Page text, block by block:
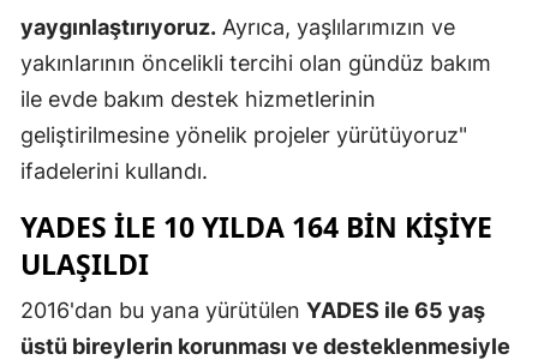
Mersin
İzmir
Kastamonu
Kırklareli
yaygınlaştırıyoruz. Ayrıca, yaşlılarımızın ve
yakınlarının öncelikli tercihi olan gündüz bakım
ile evde bakım destek hizmetlerinin
geliştirilmesine yönelik projeler yürütüyoruz"
ifadelerini kullandı.
YADES ILE 10 YILDA 164 BIN KIŞIYE
ULAŞILDI
2016'dan bu yana yürütülen YADES ile 65 yaş
üstü bireylerin korunması ve desteklenmesiyle